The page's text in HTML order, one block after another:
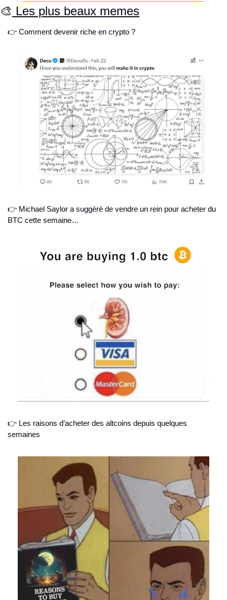
🎨 Les plus beaux memes
👉 Comment devenir riche en crypto ?
👉 Michael Saylor a suggéré de vendre un rein pour acheter du
BTC cette semaine…
👉 Les raisons d’acheter des altcoins depuis quelques
semaines